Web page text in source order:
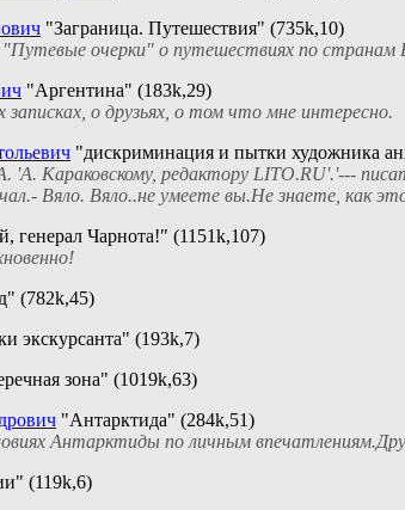
"Заграница. Путешествия" (735k,10)
очерки" о путешествиях по странам
"Аргентина" (183k,29)
записках, о друзьях, о том что мне интересно.
"дискриминация и пытки художника
Караковскому, редактору LITO.RU'.'---
Вяло. Вяло..не умеете вы.Не знаете, как
генерал Чарнота!" (1151k,107)
(782k,45)
экскурсанта" (193k,7)
зона" (1019k,63)
"Антарктида" (284k,51)
Антарктиды по личным
(119k,6)